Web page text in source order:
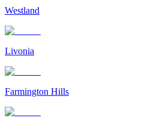
Westland
Livonia
Farmington Hills